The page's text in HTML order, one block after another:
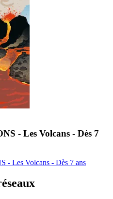
- Les Volcans - Dès 7
- Les Volcans - Dès 7 ans